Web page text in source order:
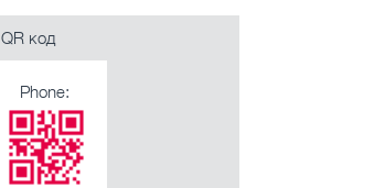
QR код
Phone: